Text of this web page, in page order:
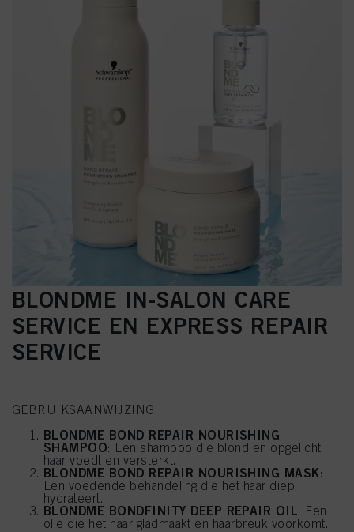
BLONDME IN-SALON CARE
SERVICE EN EXPRESS REPAIR
SERVICE
GEBRUIKSAANWIJZING:
BLONDME BOND REPAIR NOURISHING
SHAMPOO: Een shampoo die blond en opgelicht
haar voedt en versterkt.
BLONDME BOND REPAIR NOURISHING MASK:
Een voedende behandeling die het haar diep
hydrateert.
BLONDME BONDFINITY DEEP REPAIR OIL: Een
olie die het haar gladmaakt en haarbreuk voorkomt.